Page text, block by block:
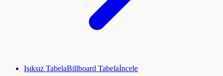
Işıksız TabelaBillboard Tabelaİncele